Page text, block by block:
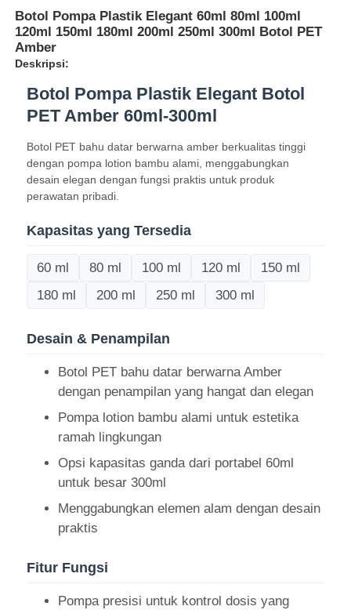
Rumah
Tentang kita
Botol Pompa Plastik Elegant 60ml 80ml 100ml
120ml 150ml 180ml 200ml 250ml 300ml Botol PET
Amber
Deskripsi:
Botol Pompa Plastik Elegant Botol
PET Amber 60ml-300ml
Botol PET bahu datar berwarna amber berkualitas tinggi
dengan pompa lotion bambu alami, menggabungkan
desain elegan dengan fungsi praktis untuk produk
perawatan pribadi.
Kapasitas yang Tersedia
60 ml 80 ml 100 ml 120 ml
150 ml
180 ml
200 ml 250 ml 300 ml
Desain & Penampilan
Botol PET bahu datar berwarna Amber
dengan penampilan yang hangat dan elegan
Pompa lotion bambu alami untuk estetika
ramah lingkungan
Opsi kapasitas ganda dari portabel 60ml
untuk besar 300ml
Menggabungkan elemen alam dengan desain
praktis
Fitur Fungsi
Pompa presisi untuk kontrol dosis yang